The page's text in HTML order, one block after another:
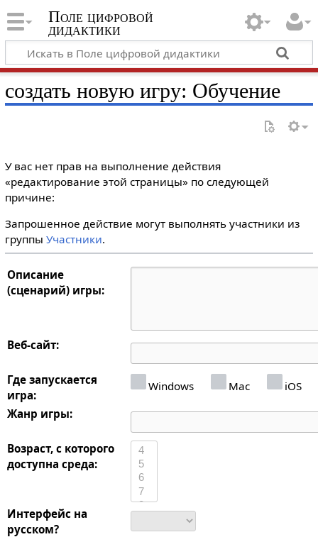
Поле цифровой
дидактики
создать новую игру: Обучение
У вас нет прав на выполнение действия
«редактирование этой страницы» по следующей
причине:
Запрошенное действие могут выполнять участники из
группы Участники.
Описание
(сценарий) игры:
Веб-сайт:
Где запускается
игра:
Windows Mac
iOS
Жанр игры:
Возраст, с которого
доступна среда:
Интерфейс на
русском?